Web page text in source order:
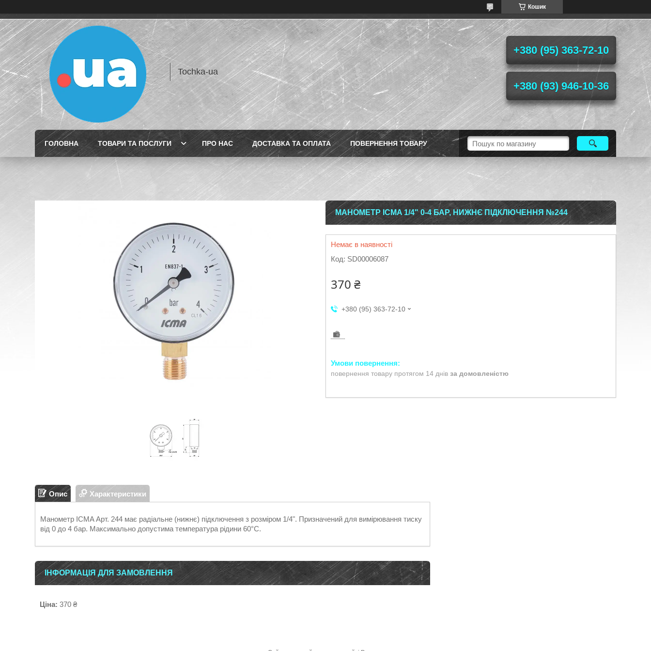
Кошик
Tochka-ua
+380 (95) 363-72-10
+380 (93) 946-10-36
ГОЛОВНА ТОВАРИ ТА ПОСЛУГИ ПРО НАС ДОСТАВКА ТА ОПЛАТА ПОВЕРНЕННЯ ТОВАРУ
МАНОМЕТР ICMA 1/4" 0-4 БАР, НИЖНЄ ПІДКЛЮЧЕННЯ №244
Немає в наявності
Код: SD00006087
370 ₴
+380 (95) 363-72-10
повернення товару протягом 14 днів за домовленістю
Опис Характеристики
Манометр ICMA Арт. 244 має радіальне (нижнє) підключення з розміром 1/4". Призначений для вимірювання тиску
від 0 до 4 бар. Максимально допустима температура рідини 60°C.
ІНФОРМАЦІЯ ДЛЯ ЗАМОВЛЕННЯ
Ціна: 370 ₴